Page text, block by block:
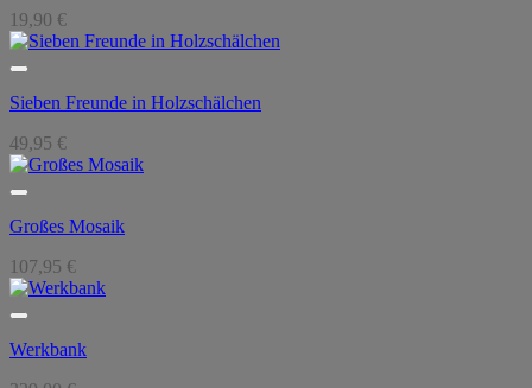
19,90 €
Sieben Freunde in Holzschälchen
49,95 €
Großes Mosaik
107,95 €
Werkbank